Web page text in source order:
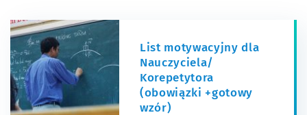
List motywacyjny dla
Nauczyciela/
Korepetytora
(obowiązki +gotowy
wzór)